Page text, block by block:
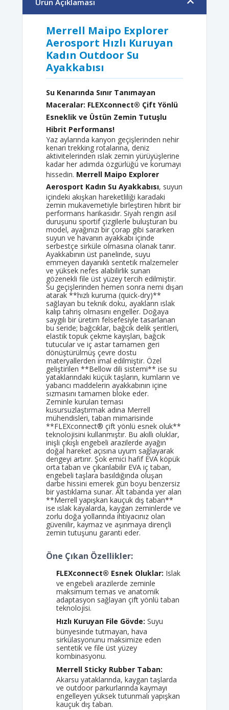
Ürün Açıklaması
Merrell Maipo Explorer
Aerosport Hızlı Kuruyan
Kadın Outdoor Su
Ayakkabısı
Su Kenarında Sınır Tanımayan
Maceralar: FLEXconnect® Çift Yönlü
Esneklik ve Üstün Zemin Tutuşlu
Hibrit Performans!
Yaz aylarında kanyon geçişlerinden nehir
kenarı trekking rotalarına, deniz
aktivitelerinden ıslak zemin yürüyüşlerine
kadar her adımda özgürlüğü ve korumayı
hissedin. Merrell Maipo Explorer
Aerosport Kadın Su Ayakkabısı, suyun
içindeki akışkan hareketliliği karadaki
zemin mukavemetiyle birleştiren hibrit bir
performans harikasıdır. Siyah rengin asil
duruşunu sportif çizgilerle buluşturan bu
model, ayağınızı bir çorap gibi sararken
suyun ve havanın ayakkabı içinde
serbestçe sirküle olmasına olanak tanır.
Ayakkabının üst panelinde, suyu
emmeyen dayanıklı sentetik malzemeler
ve yüksek nefes alabilirlik sunan
gözenekli file üst yüzey tercih edilmiştir.
Su geçişlerinden hemen sonra nemi dışarı
atarak **hızlı kuruma (quick-dry)**
sağlayan bu teknik doku, ayakların ıslak
kalıp tahriş olmasını engeller. Doğaya
saygılı bir üretim felsefesiyle tasarlanan
bu seride; bağcıklar, bağcık delik şeritleri,
elastik topuk çekme kayışları, bağcık
tutucular ve iç astar tamamen geri
dönüştürülmüş çevre dostu
materyallerden imal edilmiştir. Özel
geliştirilen **Bellow dili sistemi** ise su
yataklarındaki küçük taşların, kumların ve
yabancı maddelerin ayakkabının içine
sızmasını tamamen bloke eder.
Zeminle kurulan teması
kusursuzlaştırmak adına Merrell
mühendisleri, taban mimarisinde
**FLEXconnect® çift yönlü esnek oluk**
teknolojisini kullanmıştır. Bu akıllı oluklar,
inişli çıkışlı engebeli arazilerde ayağın
doğal hareket açısına uyum sağlayarak
dengeyi artırır. Şok emici hafif EVA köpük
orta taban ve çıkarılabilir EVA iç taban,
engebeli taşlara basıldığında oluşan
darbe hissini emerek gün boyu benzersiz
bir yastıklama sunar. Alt tabanda yer alan
**Merrell yapışkan kauçuk dış taban**
ise ıslak kayalarda, kaygan zeminlerde ve
zorlu doğa yollarında ihtiyacınız olan
güvenilir, kaymaz ve aşınmaya dirençli
zemin tutuşunu garanti eder.
Öne Çıkan Özellikler:
FLEXconnect® Esnek Oluklar: Islak
ve engebeli arazilerde zeminle
maksimum temas ve anatomik
adaptasyon sağlayan çift yönlü taban
teknolojisi.
Hızlı Kuruyan File Gövde: Suyu
bünyesinde tutmayan, hava
sirkülasyonunu maksimize eden
sentetik ve file üst yüzey
kombinasyonu.
Merrell Sticky Rubber Taban:
Akarsu yataklarında, kaygan taşlarda
ve outdoor parkurlarında kaymayı
engelleyen yüksek tutunmalı yapışkan
kauçuk dış taban.